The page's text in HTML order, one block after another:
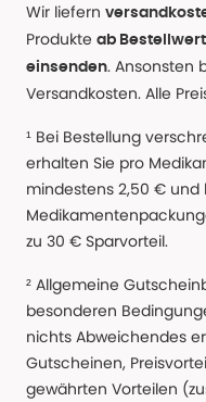
Wir liefern
Produkte ab Bestellwert
einsenden. Ansonsten
Versandkosten. Alle
¹ Bei Bestellung
erhalten Sie pro
mindestens 2,50 € und
zu 30 € Sparvorteil.
² Allgemeine
besonderen
nichts Abweichendes
Gutscheinen,
gewährten Vorteilen